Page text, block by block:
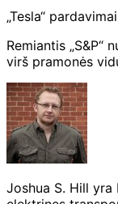
„Tesla“
Remiantis
virš pramonės
Joshua S. Hill